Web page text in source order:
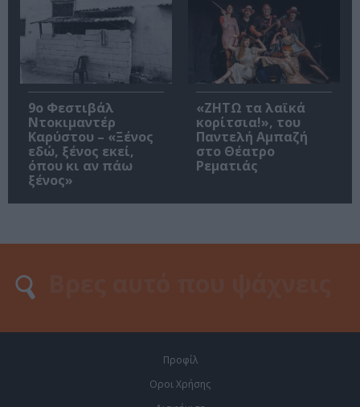
9ο Φεστιβάλ
Ντοκιμαντέρ
Καρύστου – «Ξένος
εδώ, ξένος εκεί,
όπου κι αν πάω
ξένος»
«ΖΗΤΩ τα λαϊκά
κορίτσια!», του
Παντελή Αμπαζή
στο Θέατρο
Ρεματιάς
Προφίλ
Οροι Χρήσης